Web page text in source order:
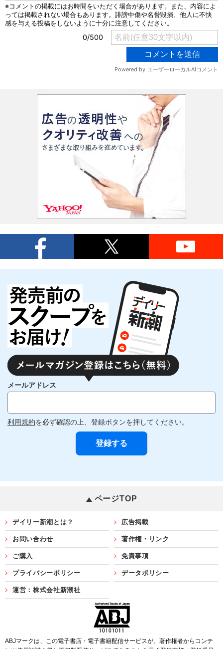
メールアドレス
利用規約を必ず確認の上、登録ボタンを押してください。
ページTOP
デイリー新潮とは？ 広告掲載
お問い合わせ 著作権・リンク
ご購入 免責事項
プライバシーポリシー データポリシー
運営：株式会社新潮社
ABJマークは、この電子書店・電子書籍配信サービスが、著作権者からコンテ